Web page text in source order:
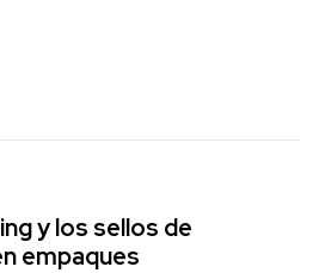
y los sellos de
empaques